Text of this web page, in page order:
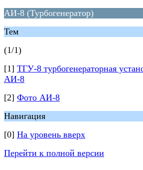
АИ-8 (Турбогенератор)
Тем
(1/1)
[1] ТГУ-8 турбогенераторная
АИ-8
[2] Фото АИ-8
Навигация
[0] На уровень вверх
Перейти к полной версии